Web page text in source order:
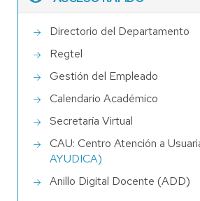
Directorio del Departamento
Regtel
Gestión del Empleado
Calendario Académico
Secretaría Virtual
CAU: Centro Atención a
AYUDICA)
Anillo Digital Docente (ADD)